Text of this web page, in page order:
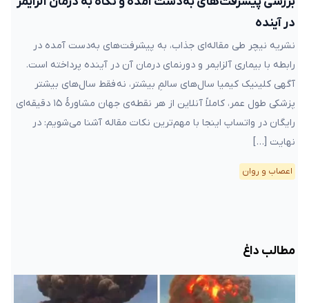
در آینده
نشریه نیچر طی مقاله‌ای جذاب، به پیشرفت‌های به‌دست آمده در
رابطه با بیماری آلزایمر و دورنمای درمان آن در آینده پرداخته است.
آگهی کلینیک کیمیا سال‌های سالمِ بیشتر، نه فقط سال‌های بیشتر
پزشکی طول عمر، کاملاً آنلاین از هر نقطه‌ی جهان مشاورهٔ ۱۵ دقیقه‌ای
رایگان در واتساپ اینجا با مهم‌ترین نکات مقاله آشنا می‌شویم: در
نهایت […]
اعصاب و روان
مطالب داغ